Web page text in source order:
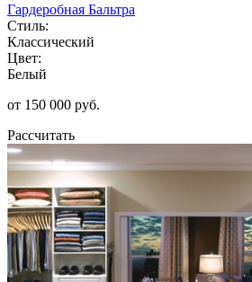
Гардеробная Бальтра
Стиль:
Классический
Цвет:
Белый
от 150 000 руб.
Рассчитать